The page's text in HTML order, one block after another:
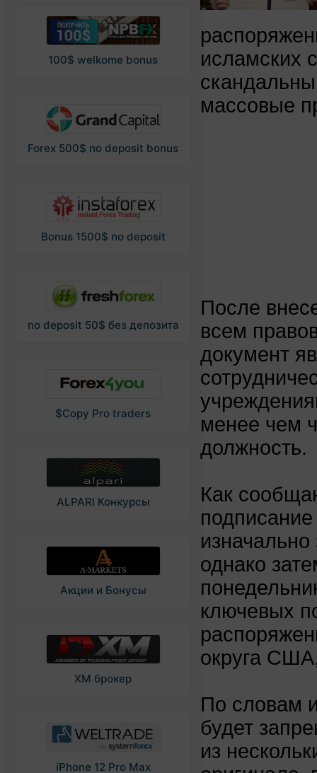
100$ welkome bonus
Forex 500$ no deposit bonus
Bonus 1500$ no deposit
no deposit 50$ без депозита
$Copy Pro traders
ALPARI Конкурсы
Акции и Бонусы
XM брокер
iPhone 12 Pro Max
исламских
массовые
После
всем
документ
менее чем
должность.
Как
однако
ключевых
округа
По словам
будет
из